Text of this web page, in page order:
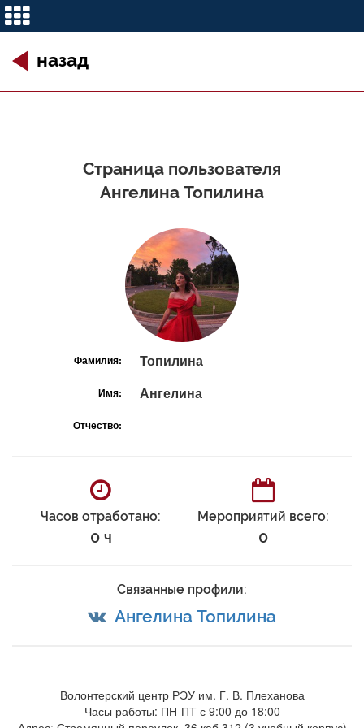
назад
Страница пользователя
Ангелина Топилина
Фамилия: Топилина
Имя: Ангелина
Отчество:
Часов отработано:
0 ч
Мероприятий всего:
0
Связанные профили:
Ангелина Топилина
Волонтерский центр РЭУ им. Г. В. Плеханова
Часы работы: ПН-ПТ с 9:00 до 18:00